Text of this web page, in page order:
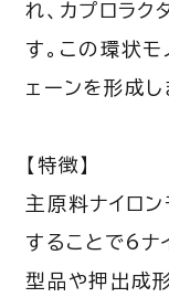
れ、カプロラク
す。この環状
ェーンを形成し
【特徴】
主原料ナイロ
することで6ナ
型品や押出成